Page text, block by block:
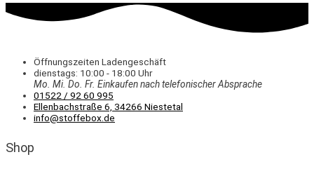
Öffnungszeiten Ladengeschäft
dienstags: 10:00 - 18:00 Uhr
Mo. Mi. Do. Fr. Einkaufennach telefonischer Absprache
01522 / 92 60 995
Ellenbachstraße 6, 34266 Niestetal
info@stoffebox.de
Shop